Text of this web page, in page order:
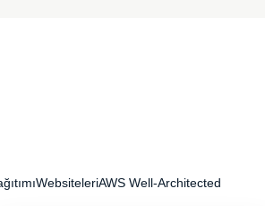
WebsiteleriAWS Well-Architected